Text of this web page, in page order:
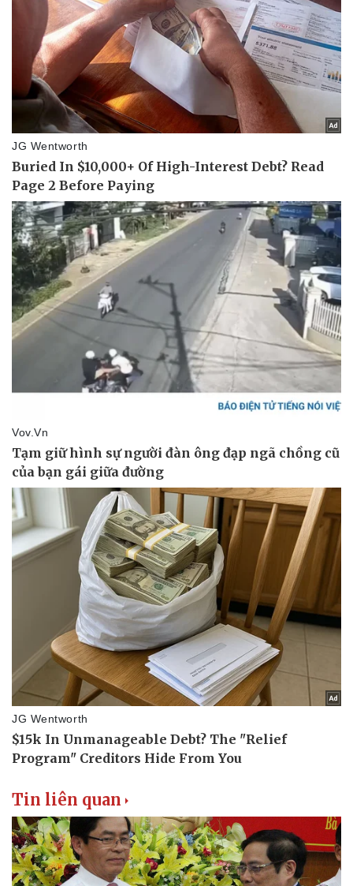
Tư vấn luật
Quân sự - Quốc phòng
Vũ khí
Việt Nam
Phân tích
Tin liên quan